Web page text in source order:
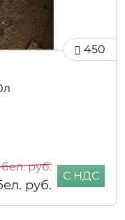
450
руб.
руб.
С НДС